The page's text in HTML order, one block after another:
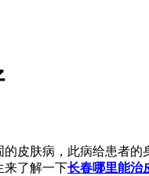
的皮肤病，此病给患者
来了解一下长春哪里能治